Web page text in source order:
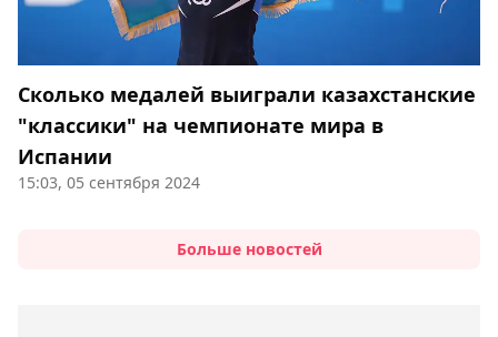
Сколько медалей выиграли казахстанские
"классики" на чемпионате мира в
Испании
15:03, 05 сентября 2024
Больше новостей